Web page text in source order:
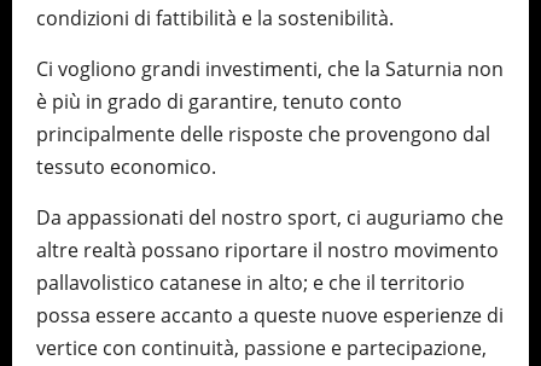
condizioni di fattibilità e la sostenibilità.
Ci vogliono grandi investimenti, che la Saturnia non
è più in grado di garantire, tenuto conto
principalmente delle risposte che provengono dal
tessuto economico.
Da appassionati del nostro sport, ci auguriamo che
altre realtà possano riportare il nostro movimento
pallavolistico catanese in alto; e che il territorio
possa essere accanto a queste nuove esperienze di
vertice con continuità, passione e partecipazione,